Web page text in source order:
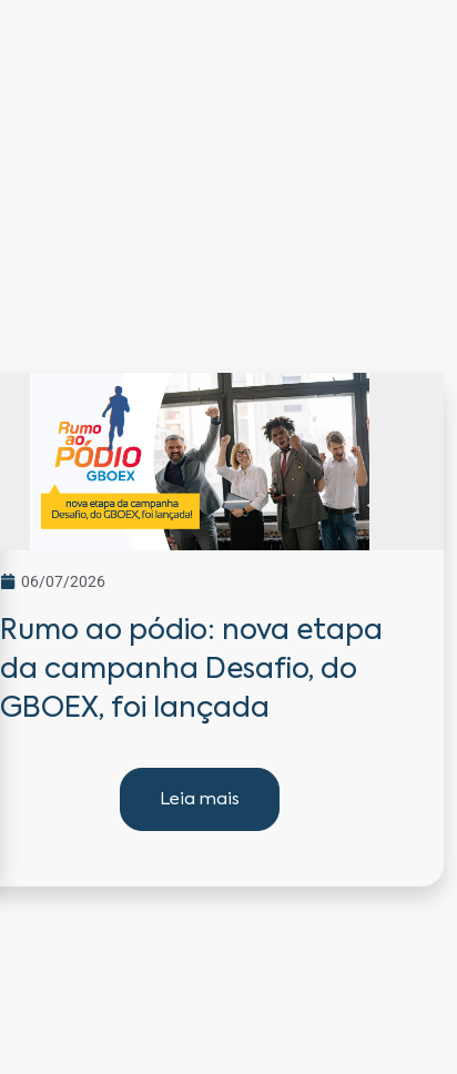
06/07/2026
Rumo ao pódio: nova etapa
da campanha Desafio, do
GBOEX, foi lançada
Leia mais